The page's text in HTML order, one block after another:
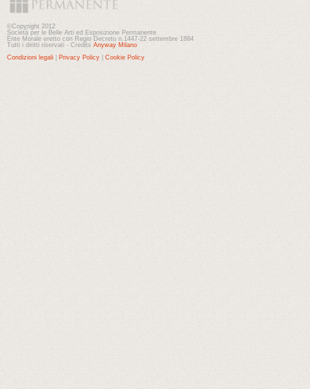
©Copyright 2012
Società per le Belle Arti ed Esposizione Permanente
Ente Morale eretto con Regio Decreto n.1447-22 settembre 1884
Tutti i diritti riservati - Credits Anyway Milano
Condizioni legali
Privacy Policy Cookie Policy